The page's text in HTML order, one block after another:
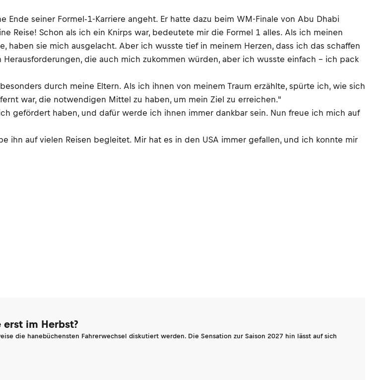
seiner Formel-1-Karriere angeht. Er hatte dazu beim WM-Finale von Abu Dhabi
Reise! Schon als ich ein Knirps war, bedeutete mir die Formel 1 alles. Als ich meinen
haben sie mich ausgelacht. Aber ich wusste tief in meinem Herzen, dass ich das schaffen
die auch mich zukommen würden, aber ich wusste einfach – ich pack
durch meine Eltern. Als ich ihnen von meinem Traum erzählte, spürte ich, wie sich
war, die notwendigen Mittel zu haben, um mein Ziel zu erreichen."
gefördert haben, und dafür werde ich ihnen immer dankbar sein. Nun freue ich mich auf
ihn auf vielen Reisen begleitet. Mir hat es in den USA immer gefallen, und ich konnte mir
erst im Herbst?
die hanebüchensten Fahrerwechsel diskutiert werden. Die Sensation zur Saison 2027 hin lässt auf sich